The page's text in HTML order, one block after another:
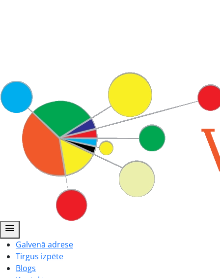
menu
Galvenā adrese
Tirgus izpēte
Blogs